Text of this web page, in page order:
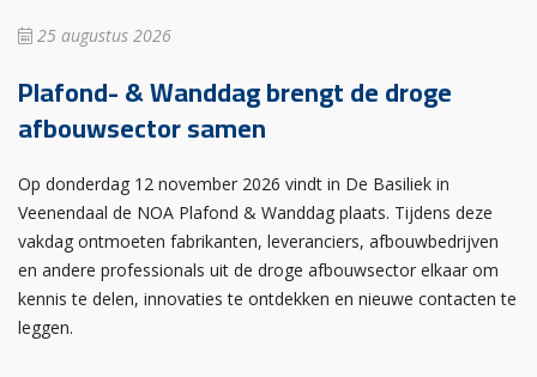
25 augustus 2026
Plafond- & Wanddag brengt de droge
afbouwsector samen
Op donderdag 12 november 2026 vindt in De Basiliek in
Veenendaal de NOA Plafond & Wanddag plaats. Tijdens deze
vakdag ontmoeten fabrikanten, leveranciers, afbouwbedrijven
en andere professionals uit de droge afbouwsector elkaar om
kennis te delen, innovaties te ontdekken en nieuwe contacten te
leggen.